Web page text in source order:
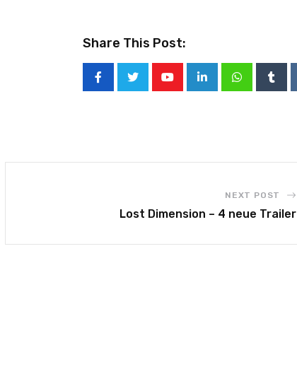
Share This Post:
NEXT POST
Lost Dimension – 4 neue Trailer